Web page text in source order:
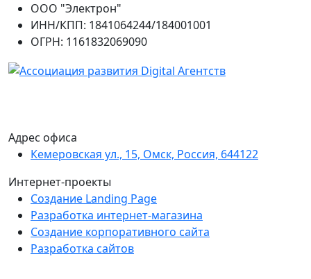
ООО "Электрон"
ИНН/КПП: 1841064244/184001001
ОГРН: 1161832069090
Адрес офиса
Кемеровская ул., 15, Омск, Россия, 644122
Интернет-проекты
Создание Landing Page
Разработка интернет-магазина
Создание корпоративного сайта
Разработка сайтов